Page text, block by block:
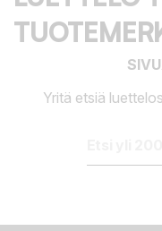
Yritä etsiä